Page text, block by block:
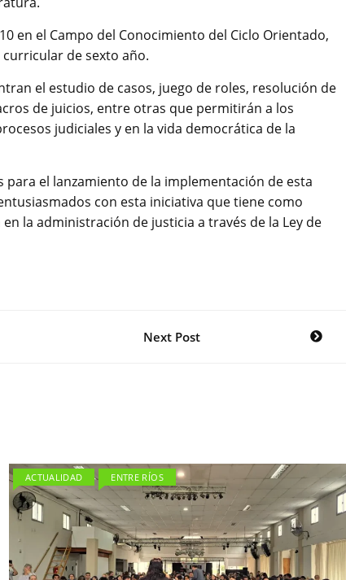
en el Campo del Conocimiento del Ciclo Orientado,
curricular de sexto año.
el estudio de casos, juego de roles, resolución de
de juicios, entre otras que permitirán a los
judiciales y en la vida democrática de la
el lanzamiento de la implementación de esta
con esta iniciativa que tiene como
la administración de justicia a través de la Ley de
Next Post
ACTUALIDAD ENTRE RÍOS